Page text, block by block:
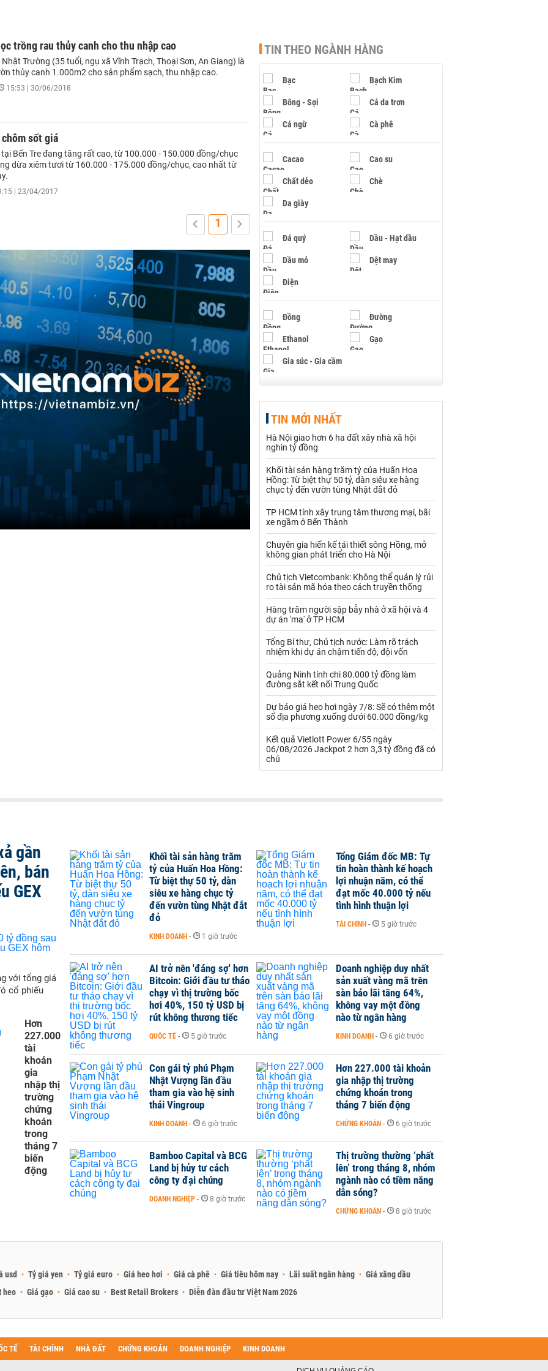
trồng rau thủy canh cho thu nhập cao
Trường (35 tuổi, ngụ xã Vĩnh Trạch, Thoại Sơn, An Giang) là
thủy canh 1.000m2 cho sản phẩm sạch, thu nhập cao.
15:53 | 30/06/2018
sốt giá
Bến Tre đang tăng rất cao, từ 100.000 - 150.000 đồng/chục
dừa xiêm tươi từ 160.000 - 175.000 đồng/chục, cao nhất từ
| 23/04/2017
1
TIN THEO NGÀNH HÀNG
Bạc Bạch Kim
Bông - Sợi Cá da trơn
Cá ngừ Cà phê
Cacao Cao su
Chất dẻo Chè
Da giày
Đá quý Dầu - Hạt dầu
Dầu mỏ Dệt may
Điện
Đồng Đường
Ethanol Gạo
Gia súc - Gia cầm
Hạt điều
Khí đốt
Kim loại khác Mắc ca
Muối
Nhựa - Hạt nhựa
Palladium Phân bón
Rau - Củ -Quả Sắt thép
Sữa
Than Thức ăn chăn nuôi
Thủy hải sản khác Tôm
Vàng
VLXD khác Xăng dầu
Xi măng - Clynker
TIN MỚI NHẤT
Hà Nội giao hơn 6 ha đất xây nhà xã hội
nghìn tỷ đồng
Khối tài sản hàng trăm tỷ của Huấn Hoa
Hồng: Từ biệt thự 50 tỷ, dàn siêu xe hàng
chục tỷ đến vườn tùng Nhật đắt đỏ
TP HCM tính xây trung tâm thương mại, bãi
xe ngầm ở Bến Thành
Chuyên gia hiến kế tái thiết sông Hồng, mở
không gian phát triển cho Hà Nội
Chủ tịch Vietcombank: Không thể quản lý rủi
ro tài sản mã hóa theo cách truyền thống
Hàng trăm người sập bẫy nhà ở xã hội và 4
dự án 'ma' ở TP HCM
Tổng Bí thư, Chủ tịch nước: Làm rõ trách
nhiệm khi dự án chậm tiến độ, đội vốn
Quảng Ninh tính chi 80.000 tỷ đồng làm
đường sắt kết nối Trung Quốc
Dự báo giá heo hơi ngày 7/8: Sẽ có thêm một
số địa phương xuống dưới 60.000 đồng/kg
Kết quả Vietlott Power 6/55 ngày
06/08/2026 Jackpot 2 hơn 3,3 tỷ đồng đã có
chủ
gần
bán
GEX
với tổng giá
cổ phiếu
Hơn
227.000
tài
khoản
gia
nhập thị
trường
chứng
khoán
trong
tháng 7
biến
động
Khối tài sản hàng trăm
tỷ của Huấn Hoa Hồng:
Từ biệt thự 50 tỷ, dàn
siêu xe hàng chục tỷ
đến vườn tùng Nhật đắt
đỏ
KINH DOANH - 1 giờ trước
Tổng Giám đốc MB: Tự
tin hoàn thành kế hoạch
lợi nhuận năm, có thể
đạt mốc 40.000 tỷ nếu
tình hình thuận lợi
TÀI CHÍNH - 5 giờ trước
AI trở nên 'đáng sợ' hơn
Bitcoin: Giới đầu tư tháo
chạy vì thị trường bốc
hơi 40%, 150 tỷ USD bị
rút không thương tiếc
QUỐC TẾ - 5 giờ trước
Doanh nghiệp duy nhất
sản xuất vàng mã trên
sàn báo lãi tăng 64%,
không vay một đồng
nào từ ngân hàng
KINH DOANH - 6 giờ trước
Con gái tỷ phú Phạm
Nhật Vượng lần đầu
tham gia vào hệ sinh
thái Vingroup
KINH DOANH - 6 giờ trước
Hơn 227.000 tài khoản
gia nhập thị trường
chứng khoán trong
tháng 7 biến động
CHỨNG KHOÁN - 6 giờ trước
Bamboo Capital và BCG
Land bị hủy tư cách
công ty đại chúng
DOANH NGHIỆP - 8 giờ trước
Thị trường thường ‘phất
lên’ trong tháng 8, nhóm
ngành nào có tiềm năng
dẫn sóng?
CHỨNG KHOÁN - 8 giờ trước
usd Tỷ giá yen Tỷ giá euro Giá heo hơi Giá cà phê Giá tiêu hôm nay Lãi suất ngân hàng
Giá xăng dầu
heo
Giá gạo Giá cao su Best Retail Brokers Diễn đàn đầu tư Việt Nam 2026
TẾ TÀI CHÍNH NHÀ ĐẤT CHỨNG KHOÁN DOANH NGHIỆP KINH DOANH